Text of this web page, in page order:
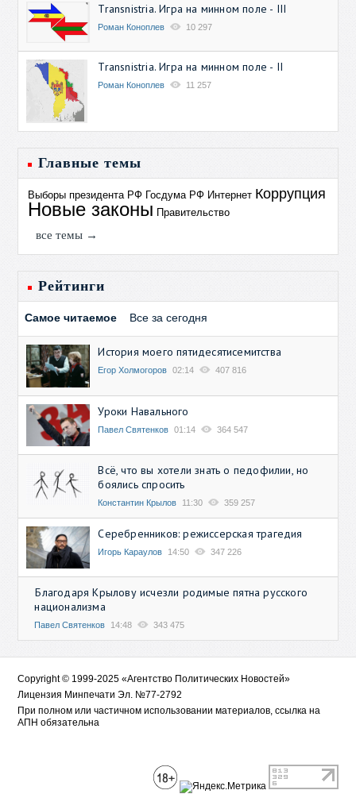
Transnistria. Игра на минном поле - III
Роман Коноплев 10 297
Transnistria. Игра на минном поле - II
Роман Коноплев 11 257
Главные темы
Выборы президента РФ Госдума РФ Интернет Коррупция
Новые законы Правительство
все темы →
Рейтинги
Самое читаемое Все за сегодня
История моего пятидесятисемитства
Егор Холмогоров 02:14 407 816
Уроки Навального
Павел Святенков 01:14 364 547
Всё, что вы хотели знать о педофилии, но
боялись спросить
Константин Крылов 11:30 359 257
Серебренников: режиссерская трагедия
Игорь Караулов 14:50 347 226
Благодаря Крылову исчезли родимые пятна русского
национализма
Павел Святенков 14:48 343 475
Copyright © 1999-2025 «Агентство Политических Новостей»
Лицензия Минпечати Эл. №77-2792
При полном или частичном использовании материалов, ссылка на
АПН обязательна